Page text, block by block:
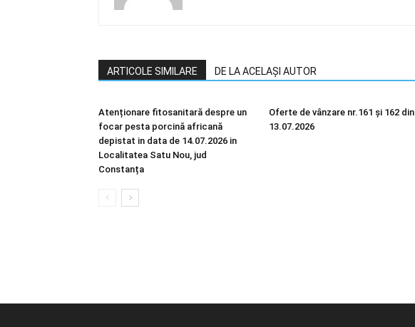
ARTICOLE SIMILARE DE LA ACELAȘI AUTOR
Atenționare fitosanitară despre un
focar pesta porcină africană
depistat in data de 14.07.2026 in
Localitatea Satu Nou, jud
Constanța
Oferte de vânzare nr.161 și 162 din
13.07.2026